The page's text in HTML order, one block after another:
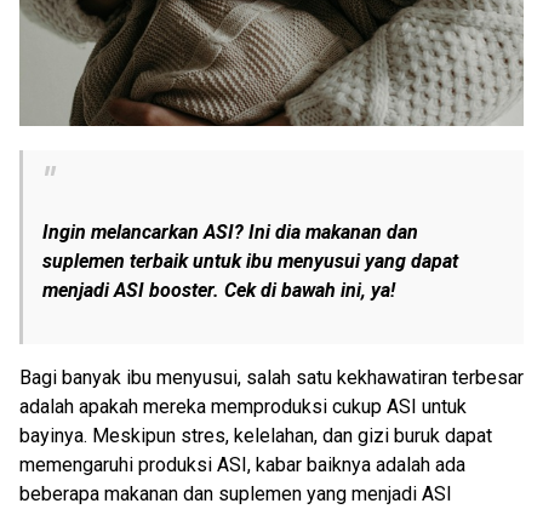
Ingin melancarkan ASI? Ini dia makanan dan
suplemen terbaik untuk ibu menyusui yang dapat
menjadi ASI booster. Cek di bawah ini, ya!
Bagi banyak ibu menyusui, salah satu kekhawatiran terbesar
adalah apakah mereka memproduksi cukup ASI untuk
bayinya. Meskipun stres, kelelahan, dan gizi buruk dapat
memengaruhi produksi ASI, kabar baiknya adalah ada
beberapa makanan dan suplemen yang menjadi ASI